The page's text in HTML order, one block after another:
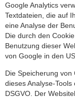
Google Analytics
Textdateien, die auf
eine Analyse der
Die durch den
Benutzung dieser
von Google in den
Die Speicherung von
dieses Analyse-
DSGVO. Der